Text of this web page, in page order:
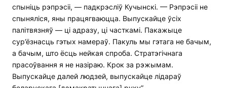
спыніць рэпрэсіі, — падкрэсліў Кучынскі. — Рэпрэсіі не
спыняліся, яны працягваюцца. Выпускайце ўсіх
палітвязняў — ці адразу, ці часткамі. Пакажыце
сур’ёзнасць гэтых намераў. Пакуль мы гэтага не бачым,
а бачым, што ёсць нейкая спроба. Стратэгічнага
прасоўвання я не назіраю. Крок за рэжымам.
Выпускайце далей людзей, выпускайце лідараў